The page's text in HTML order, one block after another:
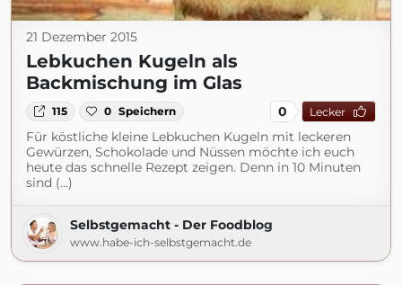
21 Dezember 2015
Lebkuchen Kugeln als
Backmischung im Glas
115 0 Speichern 0 Lecker
Für köstliche kleine Lebkuchen Kugeln mit leckeren
Gewürzen, Schokolade und Nüssen möchte ich euch
heute das schnelle Rezept zeigen. Denn in 10 Minuten
sind (...)
Selbstgemacht - Der Foodblog
www.habe-ich-selbstgemacht.de